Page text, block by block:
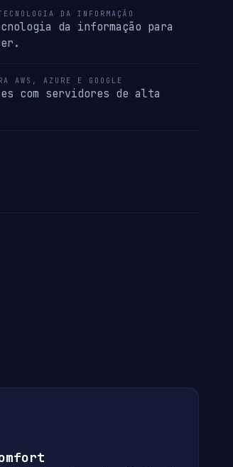
DA INFORMAÇÃO
da informação para
AWS, AZURE E GOOGLE
com servidores de alta